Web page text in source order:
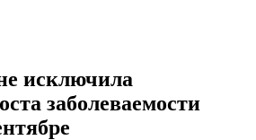
исключила
заболеваемости